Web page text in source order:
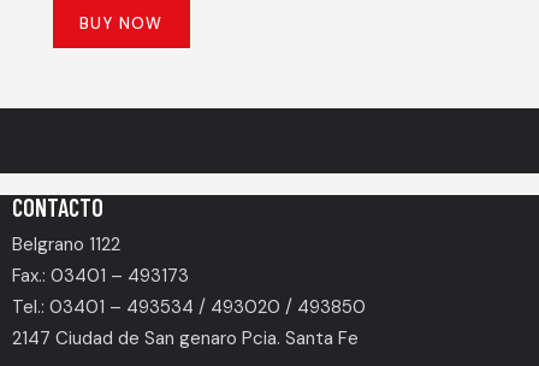
BUY NOW
CONTACTO
Belgrano 1122
Fax.: 03401 – 493173
Tel.: 03401 – 493534 / 493020 / 493850
2147 Ciudad de San genaro Pcia. Santa Fe